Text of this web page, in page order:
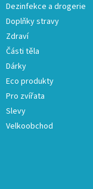
Dezinfekce a drogerie
Doplňky stravy
Zdraví
Části těla
Dárky
Eco produkty
Pro zvířata
Slevy
Velkoobchod